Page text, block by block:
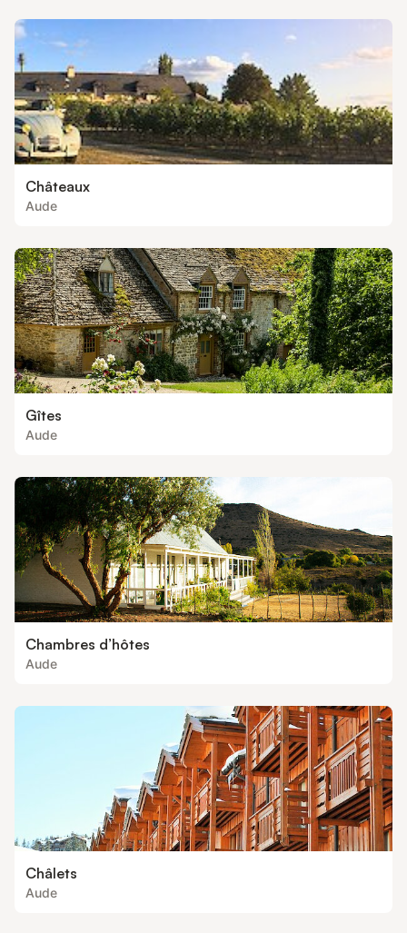
salle d'eau indépendante adaptée pour les PMR: douche, WC.
Au 1er é
Châteaux
Aude
Gîtes
Aude
Chambres d’hôtes
Aude
Châlets
Aude